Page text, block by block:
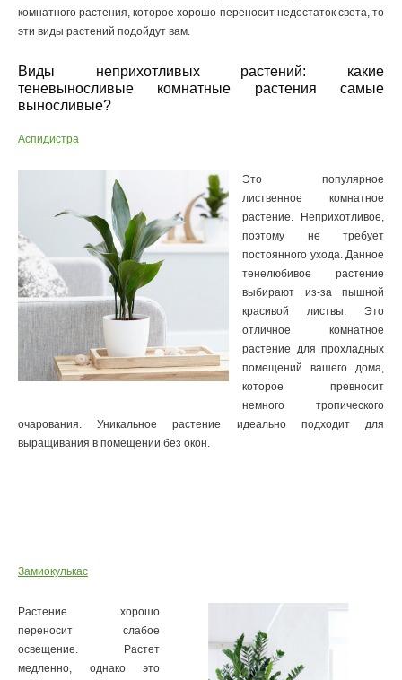
комнатного растения, которое хорошо переносит недостаток света, то
эти виды растений подойдут вам.
Виды неприхотливых растений: какие
теневыносливые комнатные растения самые
выносливые?
Аспидистра
Это популярное
лиственное комнатное
растение. Неприхотливое,
поэтому не требует
постоянного ухода. Данное
тенелюбивое растение
выбирают из-за пышной
красивой листвы. Это
отличное комнатное
растение для прохладных
помещений вашего дома,
которое превносит
немного тропического
очарования. Уникальное растение идеально подходит для
выращивания в помещении без окон.
Замиокулькас
Растение хорошо
переносит слабое
освещение. Растет
медленно, однако это